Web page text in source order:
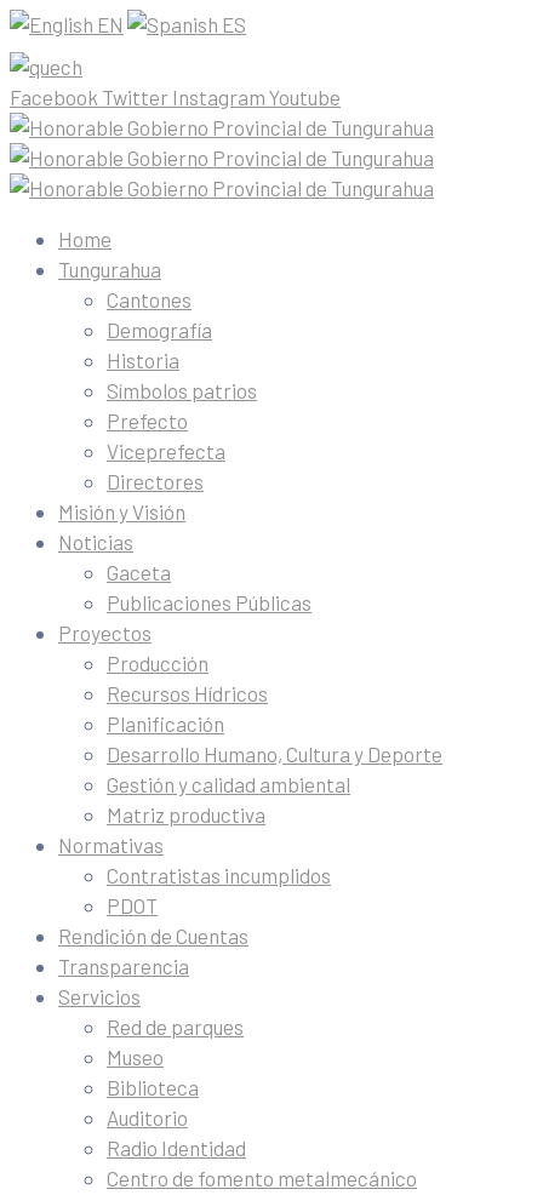
EN ES
Facebook Twitter Instagram Youtube
Home
Tungurahua
Cantones
Demografía
Historia
Símbolos patrios
Prefecto
Viceprefecta
Directores
Misión y Visión
Noticias
Gaceta
Publicaciones Públicas
Proyectos
Producción
Recursos Hídricos
Planificación
Desarrollo Humano, Cultura y Deporte
Gestión y calidad ambiental
Matriz productiva
Normativas
Contratistas incumplidos
PDOT
Rendición de Cuentas
Transparencia
Servicios
Red de parques
Museo
Biblioteca
Auditorio
Radio Identidad
Centro de fomento metalmecánico